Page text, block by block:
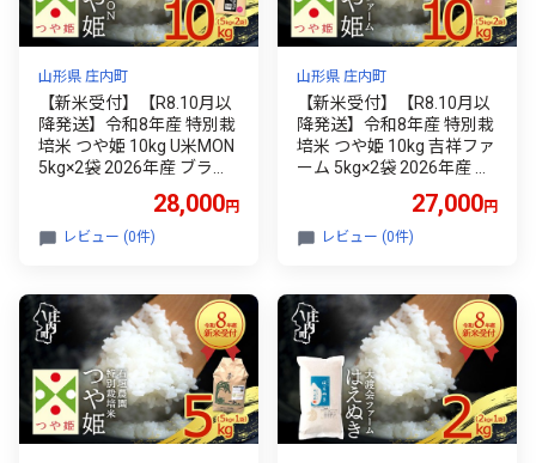
山形県 庄内町
【新米受付】【R8.10月以
降発送】令和8年産 特別栽
培米 つや姫 10kg U米MON
5kg×2袋 2026年産 ブラン
形 庄内平野 コシヒカリの
原点、亀の尾発祥の地 庄
28,000円
レビュー (0件)
山形県 庄内町
【新米受付】【R8.10月以
降発送】令和8年産 特別栽
培米 つや姫 10kg 吉祥ファ
ーム 5kg×2袋 2026年産 ブ
米 山形 庄内平野 コシヒカ
リの原点、亀の尾発祥の地
27,000円
レビュー (0件)